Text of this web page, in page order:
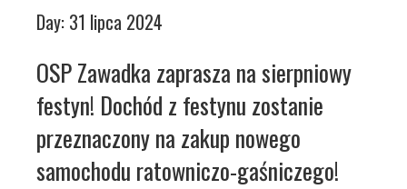
Day: 31 lipca 2024
OSP Zawadka zaprasza na sierpniowy
festyn! Dochód z festynu zostanie
przeznaczony na zakup nowego
samochodu ratowniczo-gaśniczego!